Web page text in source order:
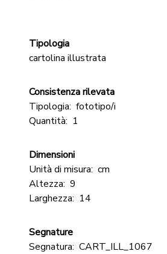
Tipologia
cartolina illustrata
Consistenza rilevata
Tipologia: fototipo/i
Quantità: 1
Dimensioni
Unità di misura: cm
Altezza: 9
Larghezza: 14
Segnature
Segnatura: CART_ILL_1067